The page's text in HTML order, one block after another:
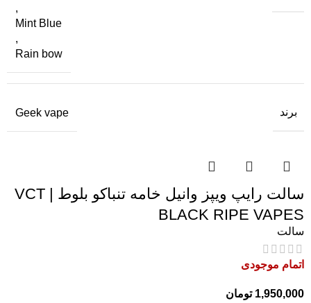
,
Mint Blue
,
Rain bow
برند Geek vape
سالت رایپ ویپز وانیل خامه تنباکو بلوط | VCT
BLACK RIPE VAPES
سالت
اتمام موجودی
1,950,000 تومان